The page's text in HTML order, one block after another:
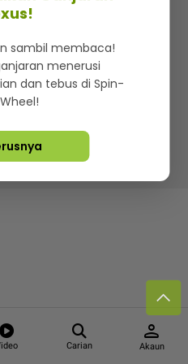
Carian
person
Akaun
Dasar Privasi
hot, viral dan sensasi
Star Media Group Berhad
sambil membaca!
menerusi
dan tebus di Spin-